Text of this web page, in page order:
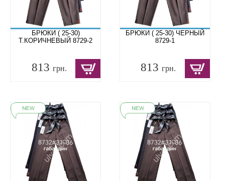
БРЮКИ ( 25-30)
Т.КОРИЧНЕВЫЙ 8729-2
813 грн.
БРЮКИ ( 25-30) ЧЕРНЫЙ
8729-1
813грн.